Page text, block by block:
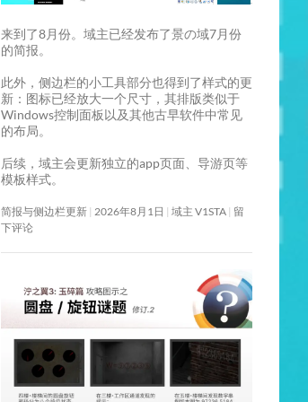
来到了8月份。域主已经发布了景の域7月份
的简报。
此外，侧边栏的小工具部分也得到了样式的更
新：图标已经放大一个尺寸，其排版类似于
Windows控制面板以及其他古早软件中常见
的布局。
后续，域主会更新独立的app页面、导游页等
模板样式。
简报与侧边栏更新 2026年8月1日 域主 V1STA 留
下评论